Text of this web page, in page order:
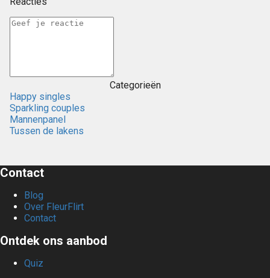
Categorieën
Happy singles
Sparkling couples
Mannenpanel
Tussen de lakens
Contact
Blog
Over FleurFlirt
Contact
Ontdek ons aanbod
Quiz